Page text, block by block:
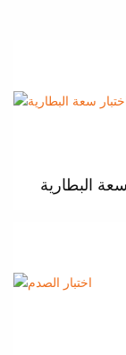
سعة البطارية